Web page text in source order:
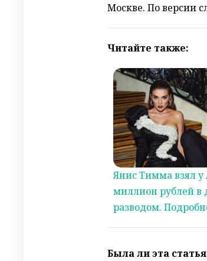
Москве. По версии
Читайте также:
Янис Тимма взял
миллион рублей в
разводом.
Была ли эта